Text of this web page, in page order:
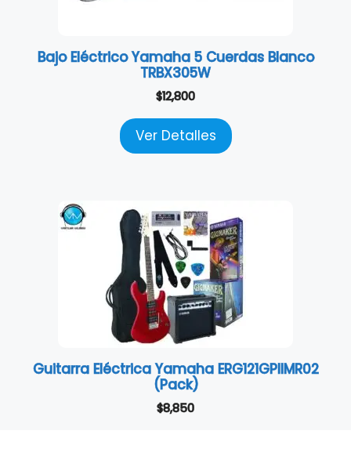
Bajo Eléctrico Yamaha 5 Cuerdas Blanco
TRBX305W
$12,800
Ver Detalles
Guitarra Eléctrica Yamaha ERG121GPIIMR02
(Pack)
$8,850